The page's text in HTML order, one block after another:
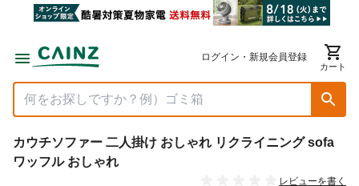
ログイン・新規会員登録
カート
カウチソファー 二人掛け おしゃれ リクライニング sofa
ワッフル おしゃれ
レビューを書く